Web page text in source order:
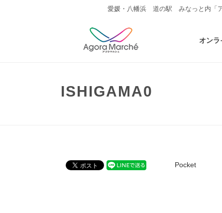
愛媛・八幡浜 道の駅 みなっと内「
オンラ
ISHIGAMA0
Pocket